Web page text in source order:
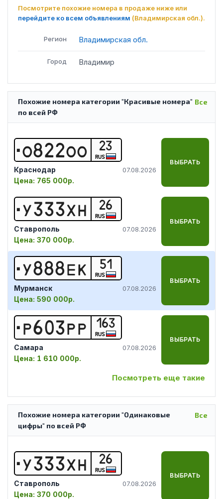
Посмотрите похожие номера в продаже ниже или
перейдите ко всем объявлениям (Владимирская обл.).
Регион Владимирская обл.
Город Владимир
Все
Похожие номера категории "Красивые номера"
по всей РФ
О822ОО 23
RUS
Краснодар 07.08.2026
Цена: 765 000р.
ВЫБРАТЬ
У333ХН 26
RUS
Ставрополь 07.08.2026
Цена: 370 000р.
ВЫБРАТЬ
У888ЕК 51
RUS
Мурманск 07.08.2026
Цена: 590 000р.
ВЫБРАТЬ
Р603РР 163
RUS
Самара 07.08.2026
Цена: 1 610 000р.
ВЫБРАТЬ
Посмотреть еще такие
Все
Похожие номера категории "Одинаковые
цифры" по всей РФ
У333ХН 26
RUS
Ставрополь 07.08.2026
Цена: 370 000р.
ВЫБРАТЬ